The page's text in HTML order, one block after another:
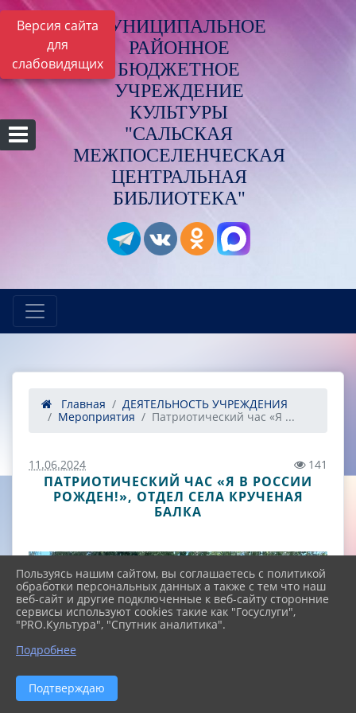
Версия сайта
для
слабовидящих
МУНИЦИПАЛЬНОЕ
РАЙОННОЕ
БЮДЖЕТНОЕ
УЧРЕЖДЕНИЕ
КУЛЬТУРЫ
"САЛЬСКАЯ
МЕЖПОСЕЛЕНЧЕСКАЯ
ЦЕНТРАЛЬНАЯ
БИБЛИОТЕКА"
Главная
ДЕЯТЕЛЬНОСТЬ УЧРЕЖДЕНИЯ
Мероприятия
Патриотический час «Я ...
11.06.2024 141
ПАТРИОТИЧЕСКИЙ ЧАС «Я В РОССИИ
РОЖДЕН!», ОТДЕЛ СЕЛА КРУЧЕНАЯ
БАЛКА
Пользуясь нашим сайтом, вы соглашаетесь с политикой
обработки персональных данных а также с тем что наш
веб-сайт и другие подключенные к веб-сайту сторонние
сервисы используют cookies такие как "Госуслуги",
"PRO.Культура", "Спутник аналитика".
Подробнее
Подтверждаю